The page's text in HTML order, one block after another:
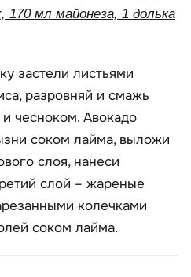
170 мл майонеза, 1 долька
застели листьями
разровняй и смажь
чесноком. Авокадо
соком лайма, выложи
слоя, нанеси
слой – жареные
колечками
соком лайма.